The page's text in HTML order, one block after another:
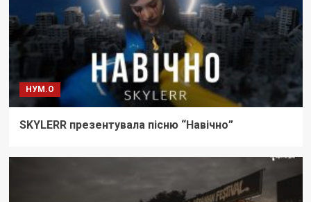
НУМ.О
SKYLERR презентувала пісню “Навічно”